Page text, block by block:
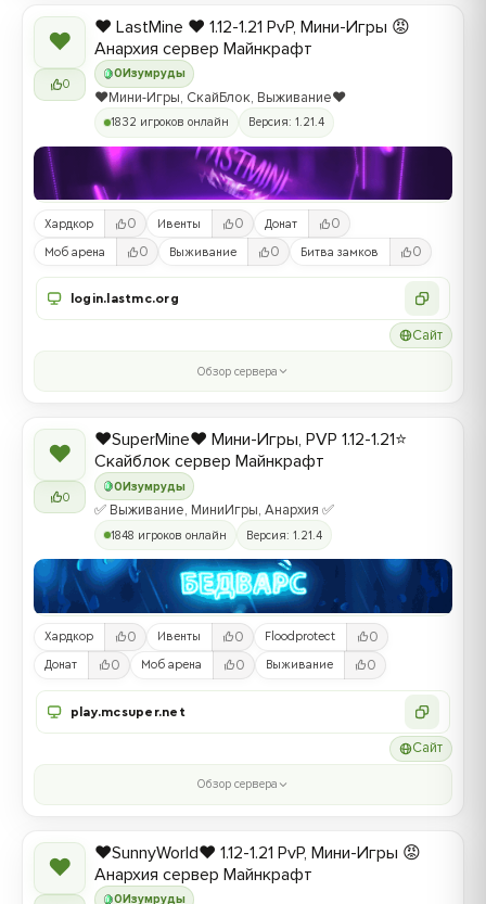
❤
0
0 Изумруды
❤️ LastMine ❤️ 1.12-1.21 PvP, Мини-Игры 😡
Анархия сервер Майнкрафт
❤️Мини-Игры, СкайБлок, Выживание❤️
1832 игроков онлайн Версия: 1.21.4
Хардкор 0 Ивенты 0 Донат 0
Моб арена 0 Выживание 0 Битва замков 0
login.lastmc.org
Сайт
Обзор сервера
❤
0
0Изумруды
❤️SuperMine❤️ Мини-Игры, PVP 1.12-1.21⭐
Скайблок сервер Майнкрафт
✅ Выживание, МиниИгры, Анархия ✅
1848 игроков онлайн Версия: 1.21.4
Хардкор 0 Ивенты 0 Floodprotect 0
Донат 0 Моб арена 0 Выживание 0
play.mcsuper.net
Сайт
Обзор сервера
❤
0 Изумруды
❤️SunnyWorld❤️ 1.12-1.21 PvP, Мини-Игры 😡
Анархия сервер Майнкрафт